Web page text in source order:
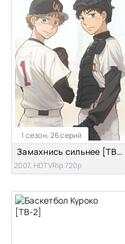
1 сезон, 26 серий
Замахнись сильнее [ТВ-1]
2007, HDTVRip 720p